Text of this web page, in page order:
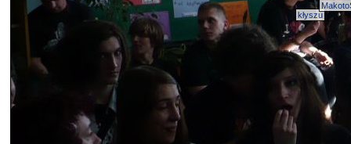
kłyszu